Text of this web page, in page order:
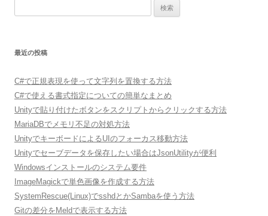
最近の投稿
C#で正規表現を使って文字列を置換する方法
C#で使える書式指定についての簡単なまとめ
Unityで貼り付けたボタンをスクリプトからクリックする方法
MariaDBでメモリ不足の対処方法
UnityでキーボードによるUIのフォーカス移動方法
Unityでセーブデータを保存したい場合はJsonUtilityが便利
Windowsインストールのシステム要件
ImageMagickで単色画像を作成する方法
SystemRescue(Linux)でsshdとかSambaを使う方法
Gitの差分をMeldで表示する方法